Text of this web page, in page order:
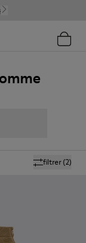
filtrer(2)